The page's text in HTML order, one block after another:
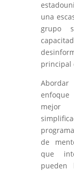
una
grupo
principal
mejor
de
que
pueden